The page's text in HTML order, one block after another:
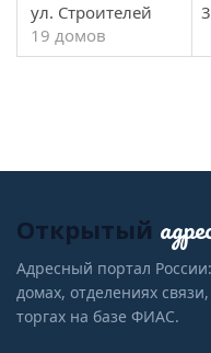
ул. Строителей
19 домов
Открытый
Адресный портал
домах, отделениях
торгах на базе ФИАС.